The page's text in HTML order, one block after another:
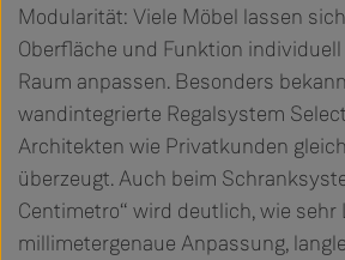
Modularität: Viele Möbel lassen
Oberfläche und Funktion
Raum anpassen. Besonders
wandintegrierte Regalsystem
Architekten wie Privatkunden
überzeugt. Auch beim
Centimetro“ wird deutlich, wie sehr
millimetergenaue Anpassung,